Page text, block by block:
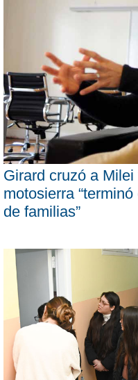
Girard cruzó a
motosierra
de familias”